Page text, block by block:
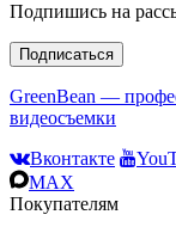
Подпишись на
Подписаться
GreenBean —
видеосъемки
Вконтакте
MAX
Покупателям